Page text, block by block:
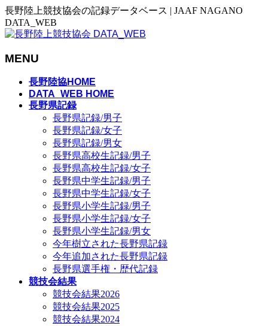
長野陸上競技協会の記録データベース | JAAF NAGANO
DATA_WEB
MENU
長野陸協HOME
DATA_WEB HOME
長野県記録
長野県記録/男子
長野県記録/女子
長野県記録/男女
長野県高校生記録/男子
長野県高校生記録/女子
長野県中学生記録/男子
長野県中学生記録/女子
長野県小学生記録/男子
長野県小学生記録/女子
長野県小学生記録/男女
今年樹立された長野県記録
今年追加された長野県記録
長野県選手権・歴代記録
競技会結果
競技会結果2026
競技会結果2025
競技会結果2024